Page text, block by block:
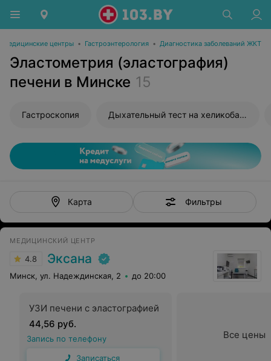
Медицинские центры • Гастроэнтерология • Диагностика заболеваний ЖКТ
Эластометрия (эластография)
печени в Минске 15
Гастроскопия Дыхательный тест на хеликобактер
Карта Фильтры
МЕДИЦИНСКИЙ ЦЕНТР
4.8 Эксана
Минск, ул. Надеждинская, 2 до 20:00
УЗИ печени с эластографией
44,56 руб.
Запись по телефону
Записаться
Все цены